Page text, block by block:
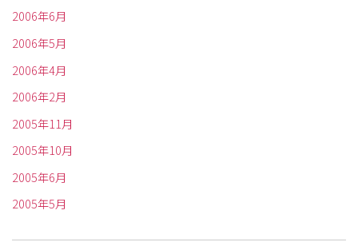
2006年6月
2006年5月
2006年4月
2006年2月
2005年11月
2005年10月
2005年6月
2005年5月